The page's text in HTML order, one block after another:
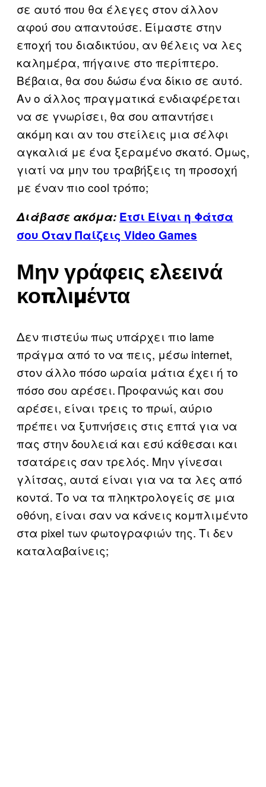
σε αυτό που θα έλεγες στον άλλον
αφού σου απαντούσε. Είμαστε στην
εποχή του διαδικτύου, αν θέλεις να λες
καλημέρα, πήγαινε στο περίπτερο.
Βέβαια, θα σου δώσω ένα δίκιο σε αυτό.
Αν ο άλλος πραγματικά ενδιαφέρεται
να σε γνωρίσει, θα σου απαντήσει
ακόμη και αν του στείλεις μια σέλφι
αγκαλιά με ένα ξεραμένο σκατό. Όμως,
γιατί να μην του τραβήξεις τη προσοχή
με έναν πιο cool τρόπο;
Διάβασε ακόμα: Έτσι Είναι η Φάτσα
σου Όταν Παίζεις Video Games
Μην γράφεις ελεεινά
κοπλιμέντα
Δεν πιστεύω πως υπάρχει πιο lame
πράγμα από το να πεις, μέσω internet,
στον άλλο πόσο ωραία μάτια έχει ή το
πόσο σου αρέσει. Προφανώς και σου
αρέσει, είναι τρεις το πρωί, αύριο
πρέπει να ξυπνήσεις στις επτά για να
πας στην δουλειά και εσύ κάθεσαι και
τσατάρεις σαν τρελός. Μην γίνεσαι
γλίτσας, αυτά είναι για να τα λες από
κοντά. Το να τα πληκτρολογείς σε μια
οθόνη, είναι σαν να κάνεις κομπλιμέντο
στα pixel των φωτογραφιών της. Τι δεν
καταλαβαίνεις;